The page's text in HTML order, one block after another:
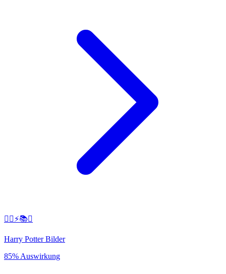
🧙‍♂️⚡️📚✨
Harry Potter Bilder
85% Auswirkung